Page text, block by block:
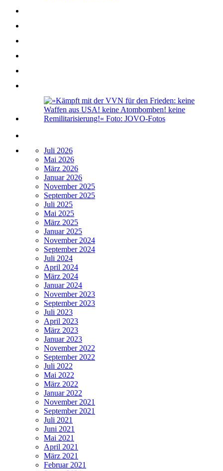
Juli 2026
Mai 2026
März 2026
Januar 2026
November 2025
September 2025
Juli 2025
Mai 2025
März 2025
Januar 2025
November 2024
September 2024
Juli 2024
April 2024
März 2024
Januar 2024
November 2023
September 2023
Juli 2023
April 2023
März 2023
Januar 2023
November 2022
September 2022
Juli 2022
Mai 2022
März 2022
Januar 2022
November 2021
September 2021
Juli 2021
Juni 2021
Mai 2021
April 2021
März 2021
Februar 2021